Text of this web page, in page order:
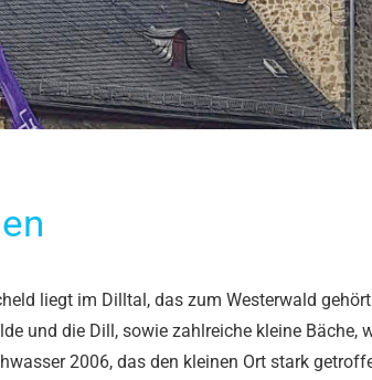
liegt im Dilltal, das zum Westerwald
und die Dill, sowie zahlreiche kleine
2006, das den kleinen Ort stark